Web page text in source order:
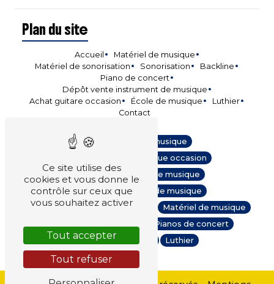
Plan du site
Accueil
Matériel de musique
Matériel de sonorisation
Sonorisation
Backline
Piano de concert
Dépôt vente instrument de musique
Achat guitare occasion
École de musique
Luthier
Contact
Instruments de musique
Instruments de musique occasion
Vente instruments de musique
Reprise instrument de musique
Location matériel de musique
Matériel de musique
Pianos de concert
Ecole de musique
Luthier
Ce site utilise des
cookies et vous donne le
contrôle sur ceux que
vous souhaitez activer
Tout accepter
Tout refuser